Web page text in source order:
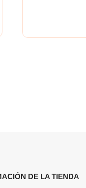
DE LA TIENDA